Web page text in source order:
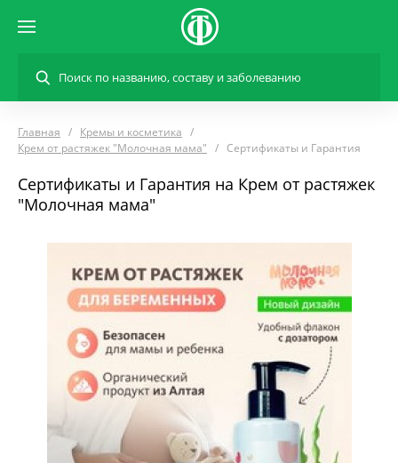
Главная
Кремы и косметика
Крем от растяжек "Молочная мама"
Сертификаты и Гарантия
Сертификаты и Гарантия на Крем от растяжек
"Молочная мама"